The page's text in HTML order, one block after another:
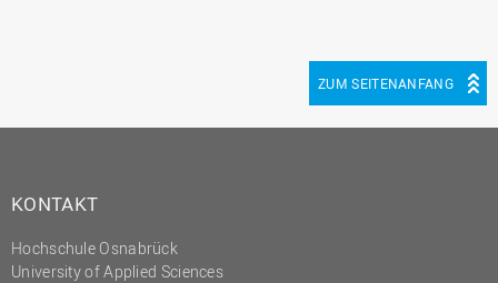
ZUM SEITENANFANG
KONTAKT
Hochschule Osnabrück
University of Applied Sciences